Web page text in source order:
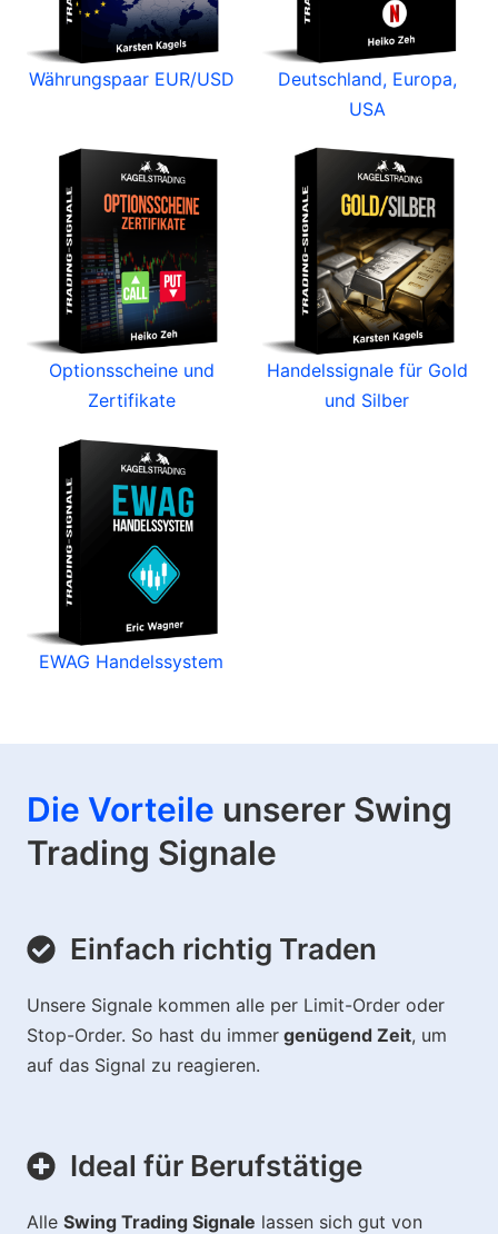
Währungspaar EUR/USD
Deutschland, Europa,
USA
Optionsscheine und
Zertifikate
Handelssignale für Gold
und Silber
EWAG Handelssystem
Die Vorteile unserer Swing
Trading Signale
Einfach richtig Traden
Unsere Signale kommen alle per Limit-Order oder
Stop-Order. So hast du immer genügend Zeit, um
auf das Signal zu reagieren.
Ideal für Berufstätige
Alle Swing Trading Signale lassen sich gut von